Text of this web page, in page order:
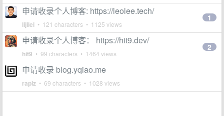
申请收录个人博客: https://leolee.tech/
lijilei • 121 characters • 1125 views
1
申请收录个人博客： https://hit9.dev/
hit9 • 99 characters • 1464 views
2
申请收录 blog.yqiao.me
rapiz • 69 characters • 1028 views